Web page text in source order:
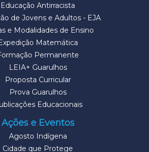
Educação Antirracista
de Jovens e Adultos - EJA
e Modalidades de Ensino
Matemática
Permanente
LEIA+ Guarulhos
Proposta Curricular
Prova Guarulhos
Educacionais
Ações e Eventos
Agosto Indígena
Cidade que Protege